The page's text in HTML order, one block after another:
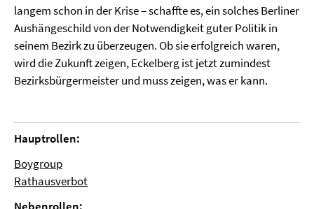
langem schon in der Krise – schaffte es, ein solches Berliner
Aushängeschild von der Notwendigkeit guter Politik in
seinem Bezirk zu überzeugen. Ob sie erfolgreich waren,
wird die Zukunft zeigen,Eckelberg ist jetzt zumindest
Bezirksbürgermeister und muss zeigen, was er kann.
Hauptrollen:
Boygroup
Rathausverbot